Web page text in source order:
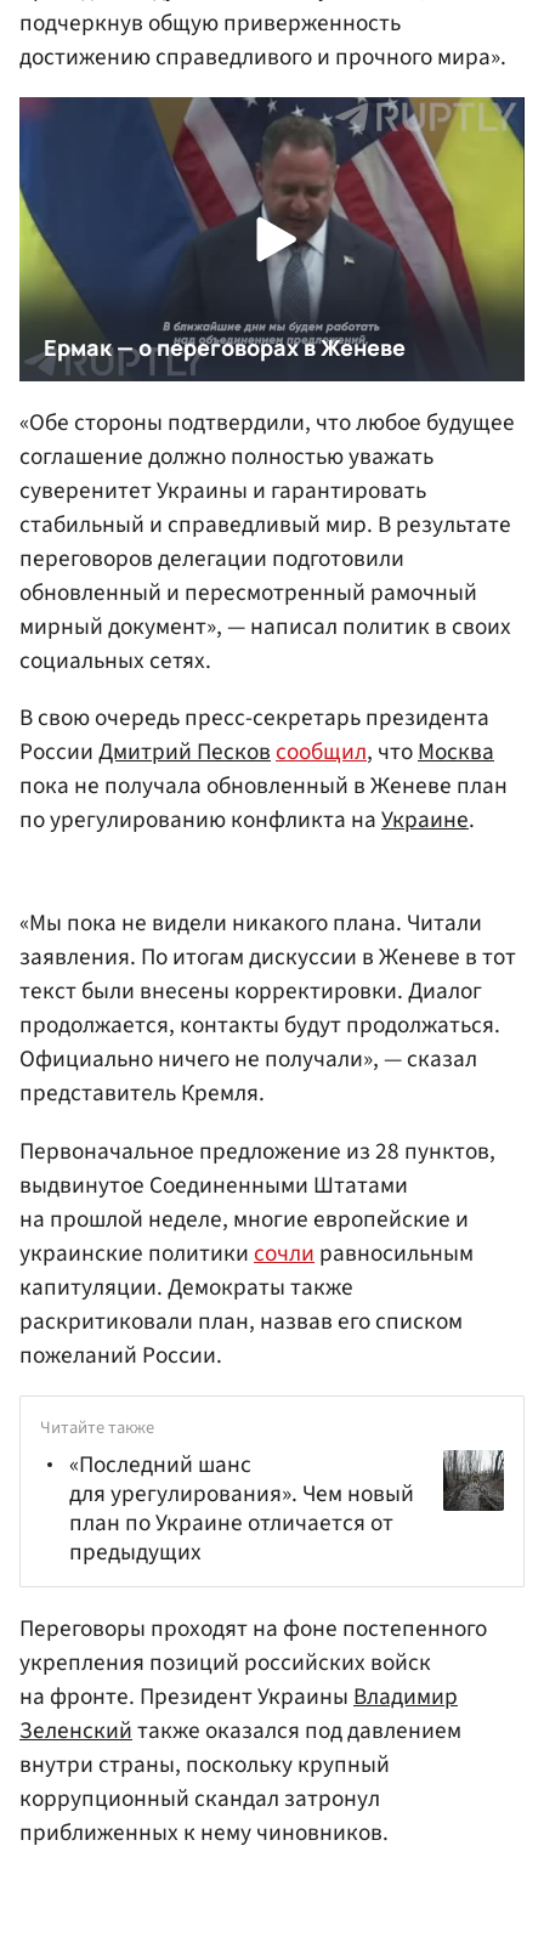
подчеркнув общую приверженность
достижению справедливого и прочного мира».
«Обе стороны подтвердили, что любое будущее
соглашение должно полностью уважать
суверенитет Украины и гарантировать
стабильный и справедливый мир. В результате
переговоров делегации подготовили
обновленный и пересмотренный рамочный
мирный документ», — написал политик в своих
социальных сетях.
В свою очередь пресс-секретарь президента
РоссииДмитрий Песковсообщил, чтоМосква
пока не получала обновленный в Женеве план
по урегулированию конфликта наУкраине.
«Мы пока не видели никакого плана. Читали
заявления. По итогам дискуссии в Женеве в тот
текст были внесены корректировки. Диалог
продолжается, контакты будут продолжаться.
Официально ничего не получали», — сказал
представитель Кремля.
Первоначальное предложение из 28 пунктов,
выдвинутое Соединенными Штатами
на прошлой неделе, многие европейские и
украинские политики сочли равносильным
капитуляции. Демократы также
раскритиковали план, назвав его списком
пожеланий России.
Читайте также
«Последний шанс
для урегулирования». Чем новый
план по Украине отличается от
предыдущих
Переговоры проходят на фоне постепенного
укрепления позиций российских войск
на фронте. Президент Украины Владимир
Зеленскийтакже оказался под давлением
внутри страны, поскольку крупный
коррупционный скандал затронул
приближенных к нему чиновников.